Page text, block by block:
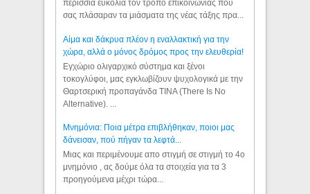
περίσσια ευκολία τον τρόπο επικοινωνίας που
σας πλάσαραν τα μιάσματα της νέας τάξης πρα...
Αίμα και δάκρυα πλέον η εναλλακτική για την
χώρα, αλλά ο μόνος δρόμος προς την ελευθερία!
Εγχώριο ολιγαρχικό σύστημα και ξένοι
τοκογλύφοι, μας εγκλωβίζουν ψυχολογικά με την
Θαρτσερική προπαγάνδα TINA (There Is No
Alternative). ...
Μνημόνια: Ποια μέτρα επιβλήθηκαν, ποιοι μας
δάνεισαν, πού πήγαν τα λεφτά...
Μιας και περιμένουμε απο στιγμή σε στιγμή το 4ο
μνημόνιο , ας δούμε όλα τα στοιχεία για τα 3
προηγούμενα μέχρι τώρα...